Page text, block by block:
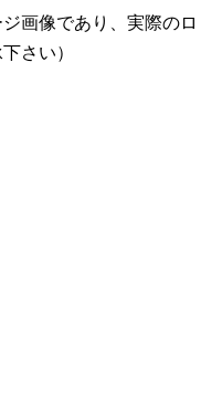
画像であり、実際のロ
さい）